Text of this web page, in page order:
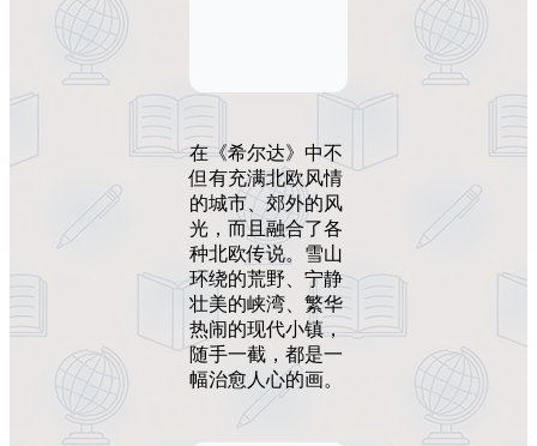
在《希尔达》中不
但有充满北欧风情
的城市、郊外的风
光，而且融合了各
种北欧传说。雪山
环绕的荒野、宁静
壮美的峡湾、繁华
热闹的现代小镇，
随手一截，都是一
幅治愈人心的画。